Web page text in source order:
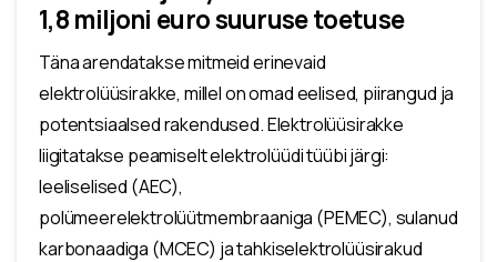
1,8 miljoni euro suuruse toetuse
Täna arendatakse mitmeid erinevaid
elektrolüüsirakke, millel on omad eelised, piirangud ja
potentsiaalsed rakendused. Elektrolüüsirakke
liigitatakse peamiselt elektrolüüdi tüübi järgi:
leeliselised (AEC),
polümeerelektrolüütmembraaniga (PEMEC), sulanud
karbonaadiga (MCEC) ja tahkiselektrolüüsirakud